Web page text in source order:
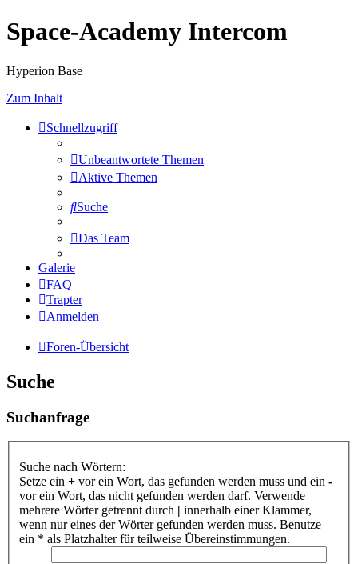
Space-Academy Intercom
Hyperion Base
Zum Inhalt
Schnellzugriff
Unbeantwortete Themen
Aktive Themen
Suche
Das Team
Galerie
FAQ
Trapter
Anmelden
Foren-Übersicht
Suche
Suchanfrage
Suche nach Wörtern:
Setze ein + vor ein Wort, das gefunden werden muss und ein -
vor ein Wort, das nicht gefunden werden darf. Verwende
mehrere Wörter getrennt durch | innerhalb einer Klammer,
wenn nur eines der Wörter gefunden werden muss. Benutze
ein * als Platzhalter für teilweise Übereinstimmungen.